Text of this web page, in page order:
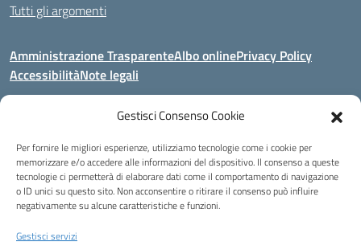
Gestisci Consenso Cookie
Per fornire le migliori esperienze, utilizziamo tecnologie come i cookie per
memorizzare e/o accedere alle informazioni del dispositivo. Il consenso a queste
tecnologie ci permetterà di elaborare dati come il comportamento di navigazione
o ID unici su questo sito. Non acconsentire o ritirare il consenso può influire
negativamente su alcune caratteristiche e funzioni.
Gestisci servizi
Tutti gli argomenti
Amministrazione TrasparenteAlbo onlinePrivacy Policy
AccessibilitàNote legali
Centralino:0828 955033 Email:saic8be00q@istruzione.it
Posta elettronica certificata (PEC):saic8be00q@pec.istruzione.it
Codice fiscale: 91053550652
Codice Indice delle Pubbliche Amministrazioni (IPA): icb_65